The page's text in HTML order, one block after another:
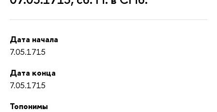
Дата начала
7.05.1715
Дата конца
7.05.1715
Топонимы